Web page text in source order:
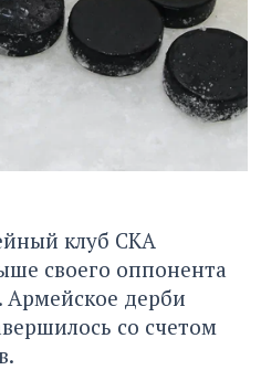
клуб СКА
своего оппонента
дерби
со счетом